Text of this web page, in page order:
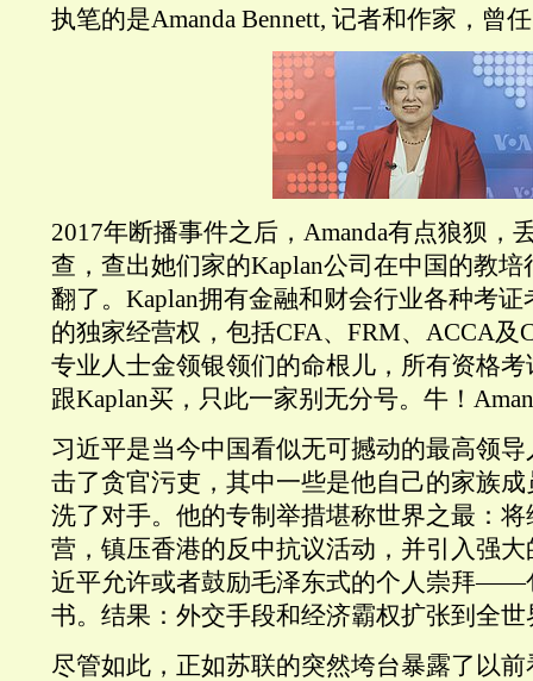
执笔的是Amanda Bennett, 记者和作家，曾
2017年断播事件之后，Amanda有点狼狈，
查，查出她们家的Kaplan公司在中国的教
翻了。Kaplan拥有金融和财会行业各种考
的独家经营权，包括CFA、FRM、ACCA
专业人士金领银领们的命根儿，所有资格
跟Kaplan买，只此一家别无分号。牛！
习近平是当今中国看似无可撼动的最高领
击了贪官污吏，其中一些是他自己的家族
洗了对手。他的专制举措堪称世界之最：
营，镇压香港的反中抗议活动，并引入强
近平允许或者鼓励毛泽东式的个人崇拜——
书。结果：外交手段和经济霸权扩张到全
尽管如此，正如苏联的突然垮台暴露了以